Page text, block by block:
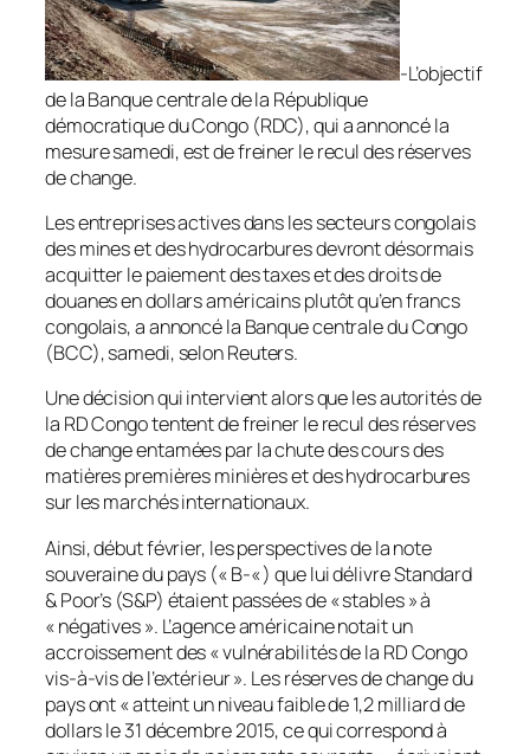
-L’objectif
de la Banque centrale de la République
démocratique du Congo (RDC), qui a annoncé la
mesure samedi, est de freiner le recul des réserves
de change.
Les entreprises actives dans les secteurs congolais
des mines et des hydrocarbures devront désormais
acquitter le paiement des taxes et des droits de
douanes en dollars américains plutôt qu’en francs
congolais, a annoncé la Banque centrale du Congo
(BCC), samedi, selonReuters.
Une décision qui intervient alors que les autorités de
la RD Congo tentent de freiner le recul des réserves
de change entamées par la chute des cours des
matières premières minières et des hydrocarbures
sur les marchés internationaux.
Ainsi, début février, les perspectives de la note
souveraine du pays (« B-« ) que lui délivre Standard
& Poor’s (S&P) étaient passées de « stables » à
« négatives ». L’agence américaine notait un
accroissement des « vulnérabilités de la RD Congo
vis-à-vis de l’extérieur ». Les réserves de change du
pays ont « atteint un niveau faible de 1,2 milliard de
dollars le 31 décembre 2015, ce qui correspond à